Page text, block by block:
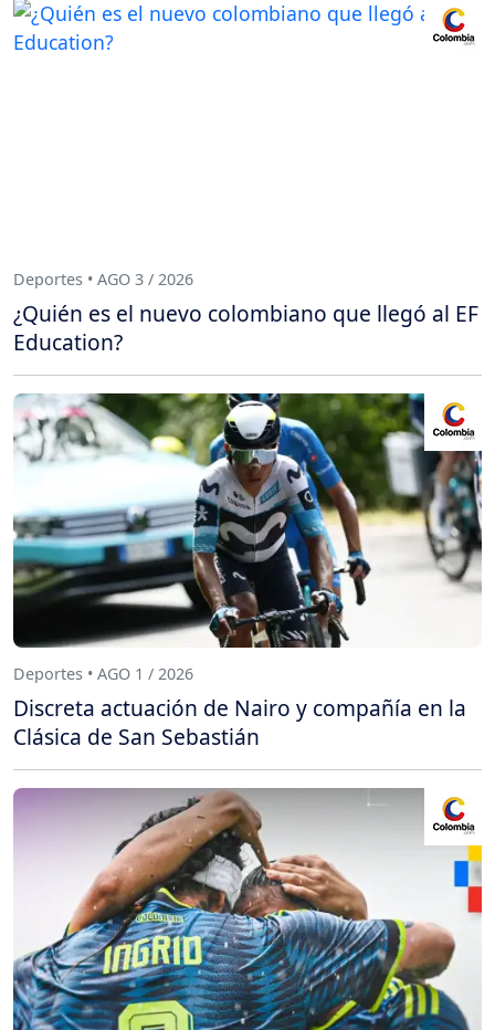
Deportes • AGO 3 / 2026
¿Quién es el nuevo colombiano que llegó al EF
Education?
Deportes • AGO 1 / 2026
Discreta actuación de Nairo y compañía en la
Clásica de San Sebastián